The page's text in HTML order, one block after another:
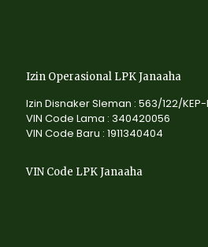
Izin Operasional LPK Janaaha
Izin Disnaker Sleman : 563/122/KEP-
VIN Code Lama : 340420056
VIN Code Baru : 1911340404
VIN Code LPK Janaaha